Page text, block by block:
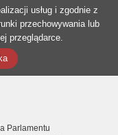
usług i zgodnie z
przechowywania lub
przeglądarce.
Parlamentu